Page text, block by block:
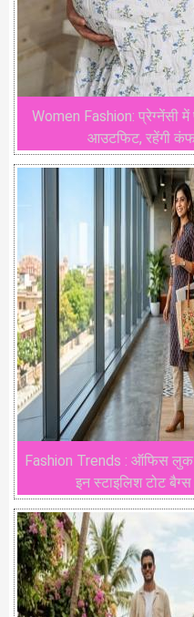
Women Fashion: प्रेग्नेंसी
आउटफिट, रहेंगी
Fashion Trends : ऑफिस लुक
इन स्टाइलिश टोट